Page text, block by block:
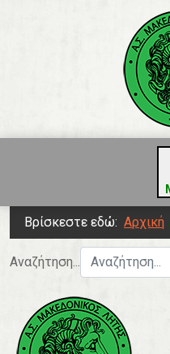
Βρίσκεστε εδώ: Αρχική
Αναζήτηση...